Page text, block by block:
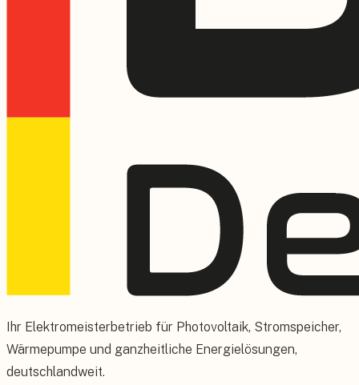
Ihr Elektromeisterbetrieb für Photovoltaik, Stromspeicher,
Wärmepumpe und ganzheitliche Energielösungen,
deutschlandweit.